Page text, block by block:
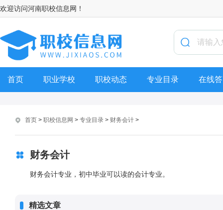
欢迎访问河南职校信息网！
首页 职业学校 职校动态 专业目录 在线
首页 > 职校信息网 > 专业目录 > 财务会计 >
财务会计
财务会计专业，初中毕业可以读的会计专业。
精选文章